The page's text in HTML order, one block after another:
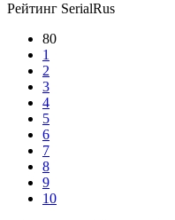
Рейтинг SerialRus
80
1
2
3
4
5
6
7
8
9
10